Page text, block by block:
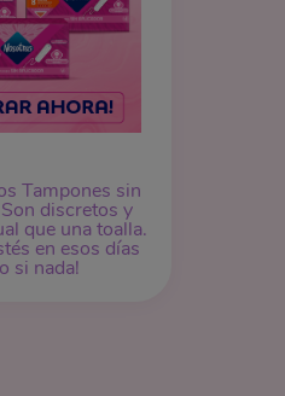
Tampones sin
discretos y
que una toalla.
en esos días
si nada!